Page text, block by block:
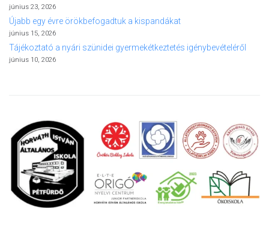
június 23, 2026
Újabb egy évre örökbefogadtuk a kispandákat
június 15, 2026
Tájékoztató a nyári szünidei gyermekétkeztetés igénybevételéről
június 10, 2026